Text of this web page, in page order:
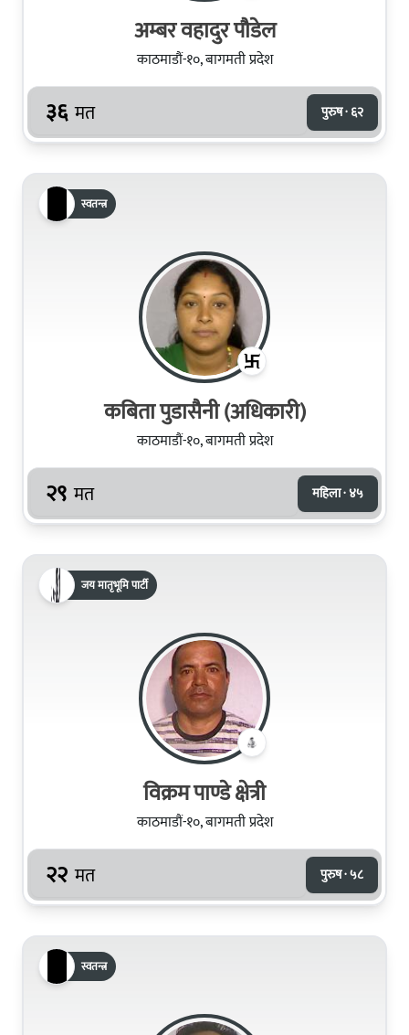
अम्बर वहादुर पौडेल
काठमाडौं-१०, बागमती प्रदेश
३६ मत पुरुष · ६२
स्वतन्त्र
कबिता पुडासैनी (अधिकारी)
काठमाडौं-१०, बागमती प्रदेश
२९ मत महिला · ४५
जय मातृभूमि पार्टी
विक्रम पाण्डे क्षेत्री
काठमाडौं-१०, बागमती प्रदेश
२२ मत पुरुष · ५८
स्वतन्त्र